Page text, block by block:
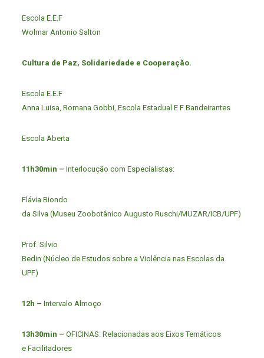
Escola E.E.F
Wolmar Antonio Salton
Cultura de Paz, Solidariedade e Cooperação.
Escola E.E.F
Anna Luisa, Romana Gobbi, Escola Estadual E F Bandeirantes
Escola Aberta
11h30min –Interlocução com Especialistas:
Flávia Biondo
da Silva (Museu Zoobotânico Augusto Ruschi/MUZAR/ICB/UPF)
Prof. Silvio
Bedin (Núcleo de Estudos sobre a Violência nas Escolas da
UPF)
12h –Intervalo Almoço
13h30min –OFICINAS: Relacionadas aos Eixos Temáticos
e Facilitadores